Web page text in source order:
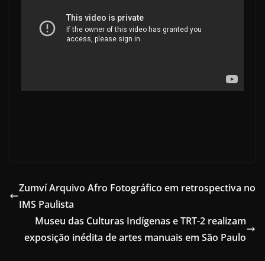
Zumví Arquivo Afro Fotográfico em retrospectiva no
IMS Paulista
Museu das Culturas Indígenas e TRT-2 realizam
exposição inédita de artes manuais em São Paulo